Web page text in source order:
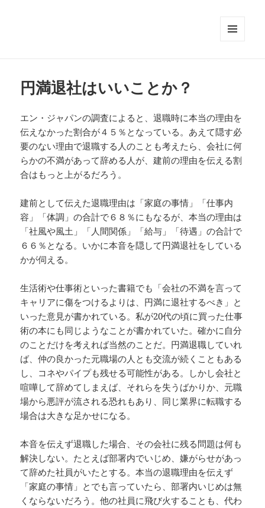
円満退社はいいことか？
エン・ジャパンの調査によると、退職時に本当の理由を
伝えなかった割合が４５％となっている。あえて隠す必
要のない理由で退職する人のことも考えたら、会社に何
らかの不満があって辞める人が、建前の理由を伝える割
合はもっと上がるだろう。
建前として伝えた退職理由は「家庭の事情」「仕事内
容」「体調」の合計で６８％にもなるが、本当の理由は
「社風や風土」「人間関係」「給与」「待遇」の合計で
６６％となる。いかに本音を隠して円満退社をしている
かが伺える。
生活術や仕事術といった書籍でも「会社の不満を言って
キャリアに傷をつけるよりは、円満に退社するべき」と
いった意見が書かれている。私が20代の頃に買った仕事
術の本にも同じようなことが書かれていた。確かに自分
のことだけを考えれば当然のことだ。円満退職していれ
ば、仲の良かった元職場の人とも交流が続くこともある
し、コネやパイプも残せる可能性がある。しかし会社と
喧嘩して辞めてしまえば、それらを失うばかりか、元職
場から悪評が流される恐れもあり、同じ業界に転職する
場合は大きな足かせになる。
本音を伝えず退職した場合、その会社に残る問題は何も
解決しない。たとえば部署内でいじめ、嫌がらせがあっ
て辞めた社員がいたとする。本当の退職理由を伝えず
「家庭の事情」とでも言っていたら、部署内いじめは無
くならないだろう。他の社員に飛び火することも、代わ